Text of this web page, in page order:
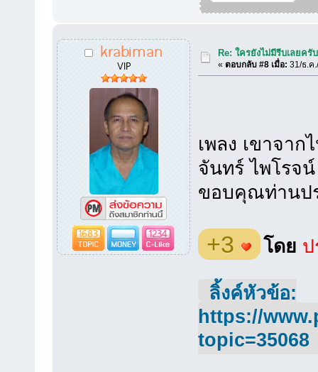
krabiman
VIP
1683 1234
Re: ใครยังไม่มีรีบเลยครับ
«ตอบกลับ #8 เมื่อ: 31/ธ.ค
เพลง เขาจา
จันทร์ ไพโรจ
ขอบคุณท่านป
+3 โดย ป
ลิ้งค์หัวข้อ:
https://
topic=35068